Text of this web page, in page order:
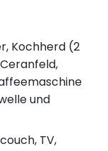
Kochherd (2
und
TV,